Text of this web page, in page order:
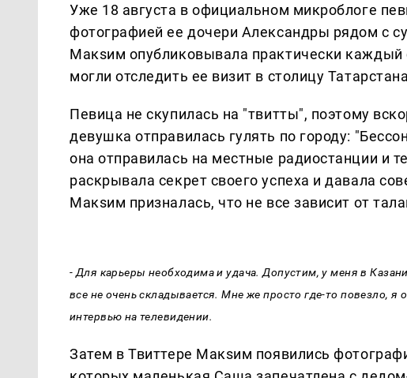
Уже 18 августа в официальном микроблоге
фотографией ее дочери Александры рядом с
Макsим опубликовывала практически каждый
могли отследить ее визит в столицу
Певица не скупилась на "твитты", поэтому
девушка отправилась гулять по городу:
она отправилась на местные радиостанции и
раскрывала секрет своего успеха и давала
Макsим призналась, что не все зависит от
- Для карьеры необходима и удача. Допустим, у меня в
все не очень складывается. Мне же просто где-то повезло,
интервью на телевидении.
Затем в Твиттере Макsим появились